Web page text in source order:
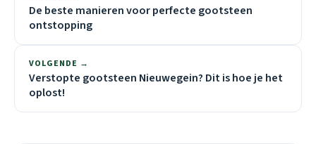
De beste manieren voor perfecte gootsteen
ontstopping
VOLGENDE →
Verstopte gootsteen Nieuwegein? Dit is hoe je het
oplost!